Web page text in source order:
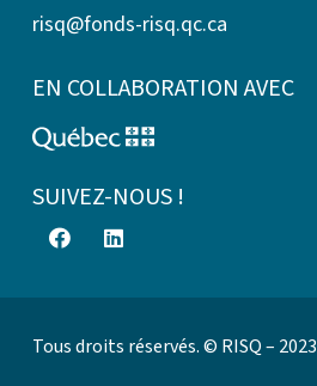
risq@fonds-risq.qc.ca
EN COLLABORATION AVEC
SUIVEZ-NOUS !
Tous droits réservés. © RISQ – 2023